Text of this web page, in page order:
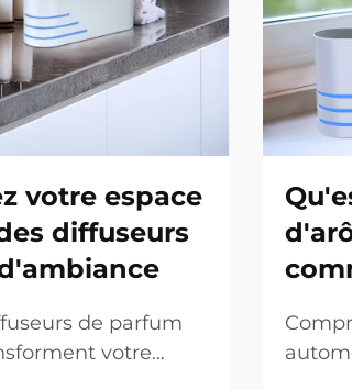
votre espace
diffuseurs
de parfum
votre